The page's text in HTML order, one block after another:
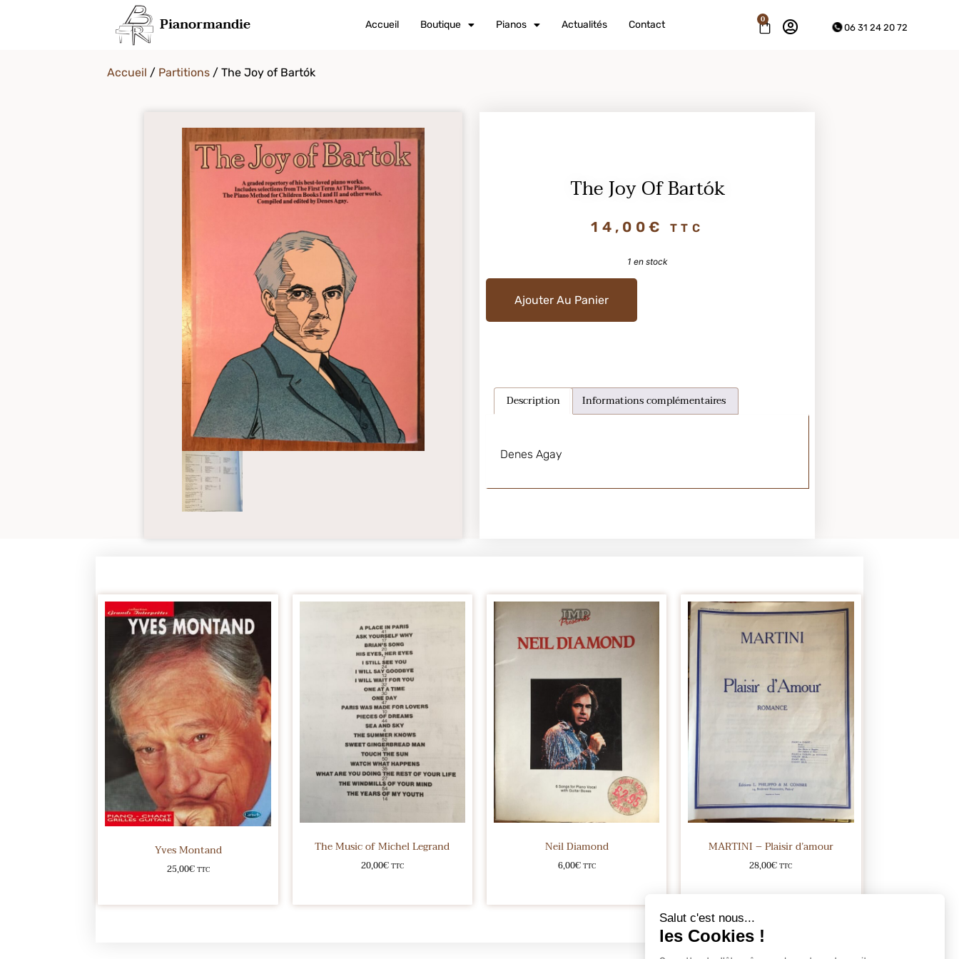
Pianormandie Accueil Boutique Pianos Actualités Contact 0
06 31 24 20 72
Accueil / Partitions / The Joy of Bartók
The Joy Of Bartók
14,00€ TTC
1 en stock
Ajouter Au Panier
Description Informations complémentaires
Denes Agay
Yves Montand
25,00€ TTC
The Music of Michel Legrand
20,00€TTC
Neil Diamond
6,00€ TTC
MARTINI – Plaisir d’amour
28,00€ TTC